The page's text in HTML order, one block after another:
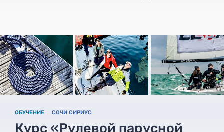
ОБУЧЕНИЕ СОЧИ СИРИУС
Курс «Рулевой парусной